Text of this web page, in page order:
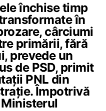
închise timp
în
cârciumi
primării, fără
prevede un
de PSD, primit
PNL din
Împotrivă